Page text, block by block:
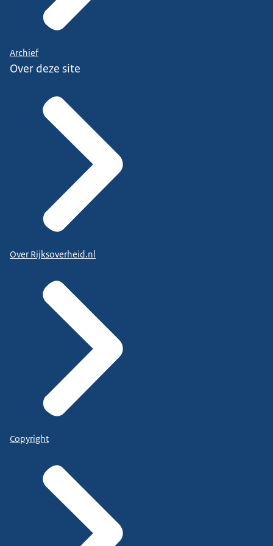
Archief
Over deze site
Over Rijksoverheid.nl
Copyright